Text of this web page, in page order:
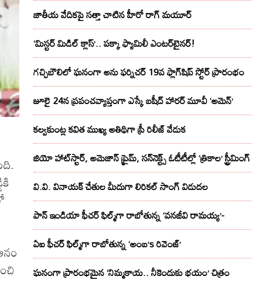
జాతీయ వేదికపై సత్తా చాటిన హీరో రాగ్ మయూర్‌
‘మిస్టర్ మిడిల్ క్లాస్’.. పక్కా ఫ్యామిలీ ఎంటర్‌టైనర్!
గచ్చిబౌలిలో ఘనంగా అను ఫర్నిచర్ 19వ ఫ్లాగ్‌షిప్ స్టోర్ ప్రారంభం
జూలై 24న ప్రపంచవ్యాప్తంగా ఎస్కే బషీద్‌ హారర్ మూవీ ‘అమెన్’
కల్వకుంట్ల కవిత ముఖ్య అతిథిగా ప్రీ రిలీజ్ వేడుక
జియో హాట్‌స్టార్, అమెజాన్ ప్రైమ్, సన్‌నెక్ట్స్ ఓటీటీల్లో ‘త్రికాల’ స్ట్రీమింగ్
వి.వి. వినాయక్ చేతుల మీదుగా లిరికల్ సాంగ్ విడుదల
పాన్ ఇండియా ఫీచర్ ఫిల్మ్‌గా రాబోతున్న ‘వనజీవి రామయ్య’-
ఏఐ ఫీచర్ ఫిల్మ్‌గా రాబోతున్న ‘అంబ’s రివెంజ్’
ఘనంగా ప్రారంభమైన ‘నిమ్మకాయ.. నీకెందుకు భయం’ చిత్రం